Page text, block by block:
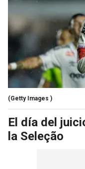
(Getty Images )
El día del
la Seleção